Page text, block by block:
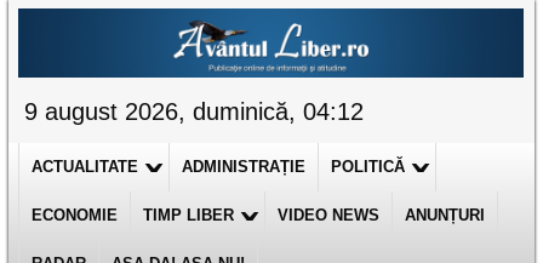
9 august 2026, duminică, 04:12
ACTUALITATE ADMINISTRAȚIE POLITICĂ
ECONOMIE TIMP LIBER VIDEO NEWS ANUNȚURI